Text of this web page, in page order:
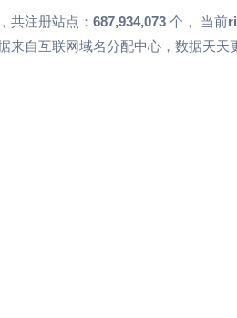
共注册站点： 687,934,073 个， 当前
自互联网域名分配中心，数据天天